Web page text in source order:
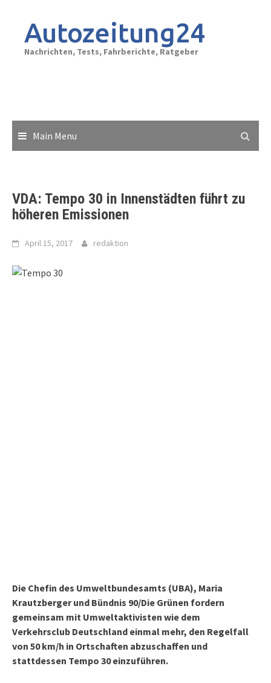
contentAutozeitung24
Nachrichten, Tests, Fahrberichte, Ratgeber
Main Menu
VDA: Tempo 30 in Innenstädten führt zu
höheren Emissionen
April 15, 2017 redaktion
Die Chefin des Umweltbundesamts (UBA), Maria
Krautzberger und Bündnis 90/Die Grünen fordern
gemeinsam mit Umweltaktivisten wie dem
Verkehrsclub Deutschland einmal mehr, den Regelfall
von 50 km/h in Ortschaften abzuschaffen und
stattdessen Tempo 30 einzuführen.